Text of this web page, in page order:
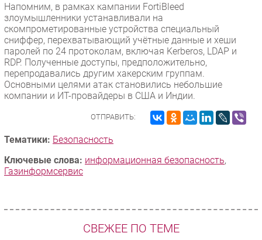
Напомним, в рамках кампании FortiBleed
злоумышленники устанавливали на
скомпрометированные устройства специальный
сниффер, перехватывающий учётные данные и хеши
паролей по 24 протоколам, включая Kerberos, LDAP и
RDP. Полученные доступы, предположительно,
перепродавались другим хакерским группам.
Основными целями атак становились небольшие
компании и ИТ-провайдеры в США и Индии.
ОТПРАВИТЬ:
Тематики: Безопасность
Ключевые слова: информационная безопасность,
Газинформсервис
СВЕЖЕЕ ПО ТЕМЕ